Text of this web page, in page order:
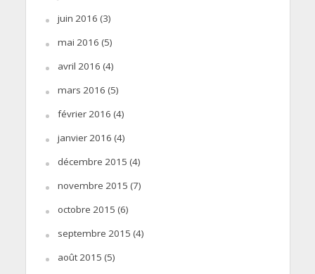
juin 2016 (3)
mai 2016 (5)
avril 2016 (4)
mars 2016 (5)
février 2016 (4)
janvier 2016 (4)
décembre 2015 (4)
novembre 2015 (7)
octobre 2015 (6)
septembre 2015 (4)
août 2015 (5)